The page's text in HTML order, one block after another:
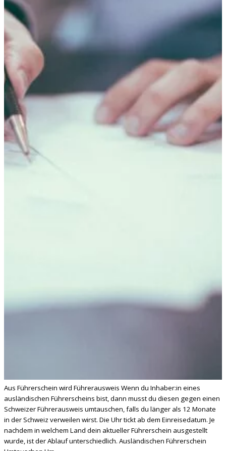
Aus Führerschein wird Führerausweis Wenn du Inhaber:in eines
ausländischen Führerscheins bist, dann musst du diesen gegen einen
Schweizer Führerausweis umtauschen, falls du länger als 12 Monate
in der Schweiz verweilen wirst. Die Uhr tickt ab dem Einreisedatum. Je
nachdem in welchem Land dein aktueller Führerschein ausgestellt
wurde, ist der Ablauf unterschiedlich. Ausländischen Führerschein